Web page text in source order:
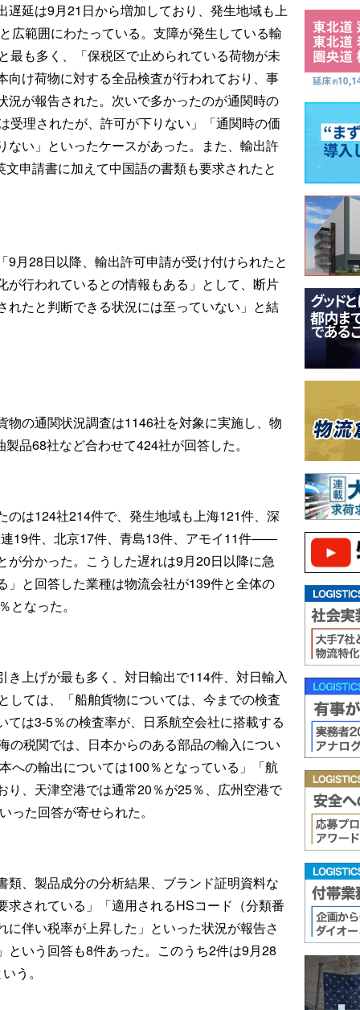
遅延は9月21日から増加しており、発生地域も上
広範囲にわたっている。支障が発生している輸
最も多く、「保税区で止められている荷物が未
向け荷物に対する全品検査が行われており、事
況が報告された。次いで多かったのが通関時の
受理されたが、許可が下りない」「通関時の価
ない」といったケースがあった。また、輸出許
申請書に加えて中国語の書類も要求されたと
月28日以降、輸出許可申請が受け付けられたと
が行われているとの情報もある」として、断片
れたと判断できる状況には至っていない」と結
物の通関状況調査は1146社を対象に実施し、物
品68社など合わせて424社が回答した。
のは124社214件で、発生地域も上海121件、深
19件、北京17件、青島13件、アモイ11件――
が分かった。こうした遅れは9月20日以降に急
」と回答した業種は物流会社が139件と全体の
なった。
上げが最も多く、対日輸出で114件、対日輸入
しては、「船舶貨物については、今までの検査
は3-5％の検査率が、日系航空会社に搭載する
の税関では、日本からのある部品の輸入につい
への輸出については100％となっている」「航
り、天津空港では通常20％が25％、広州空港で
った回答が寄せられた。
類、製品成分の分析結果、ブランド証明資料な
求されている」「適用されるHSコード（分類番
伴い税率が上昇した」といった状況が報告さ
という回答も8件あった。このうち2件は9月28
う。